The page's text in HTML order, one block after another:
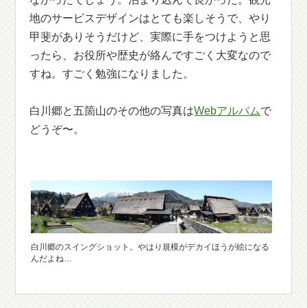
地のサービスデザインはとても楽しそうで、やり
甲斐がありそうだけど、実際に手をつけようと思
ったら、お役所や歴史が絡んですごく大変なので
すね。すごく勉強になりました。
白川郷と五箇山のその他の写真はWebアルバムで
どうぞ〜。
白川郷のスイングショット。やはり規模がデカイほうが絵になる
んだよね…